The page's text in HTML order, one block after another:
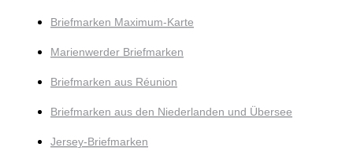
Briefmarken Maximum-Karte
Marienwerder Briefmarken
Briefmarken aus Réunion
Briefmarken aus den Niederlanden und Übersee
Jersey-Briefmarken